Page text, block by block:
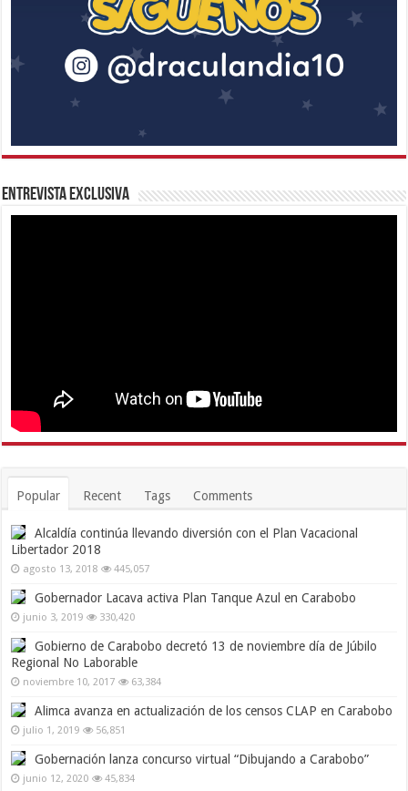
Entrevista Exclusiva
Popular Recent Tags Comments
Alcaldía continúa llevando diversión con el Plan Vacacional
Libertador 2018
agosto 13, 2018 445,057
Gobernador Lacava activa Plan Tanque Azul en Carabobo
junio 3, 2019 330,420
Gobierno de Carabobo decretó 13 de noviembre día de Júbilo
Regional No Laborable
noviembre 10, 2017 63,384
Alimca avanza en actualización de los censos CLAP en Carabobo
julio 1, 2019 56,851
Gobernación lanza concurso virtual “Dibujando a Carabobo”
junio 12, 2020 45,834